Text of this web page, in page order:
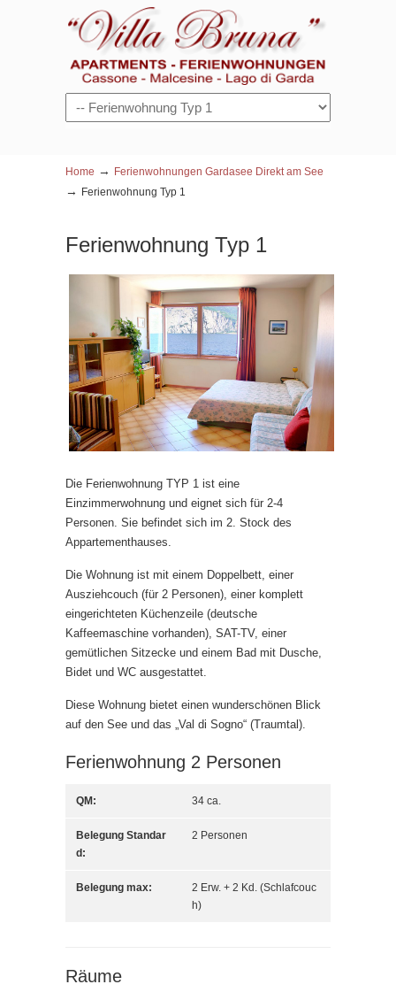
Navigation
Home → Ferienwohnungen Gardasee Direkt am See
→ Ferienwohnung Typ 1
Ferienwohnung Typ 1
Die Ferienwohnung TYP 1 ist eine
Einzimmerwohnung und eignet sich für 2-4
Personen. Sie befindet sich im 2. Stock des
Appartementhauses.
Die Wohnung ist mit einem Doppelbett, einer
Ausziehcouch (für 2 Personen), einer komplett
eingerichteten Küchenzeile (deutsche
Kaffeemaschine vorhanden), SAT-TV, einer
gemütlichen Sitzecke und einem Bad mit Dusche,
Bidet und WC ausgestattet.
Diese Wohnung bietet einen wunderschönen Blick
auf den See und das „Val di Sogno“ (Traumtal).
Ferienwohnung 2 Personen
QM: 34 ca.
Belegung Standar
d:
2 Personen
Belegung max:
2 Erw. + 2 Kd. (Schlafcouc
h)
Räume